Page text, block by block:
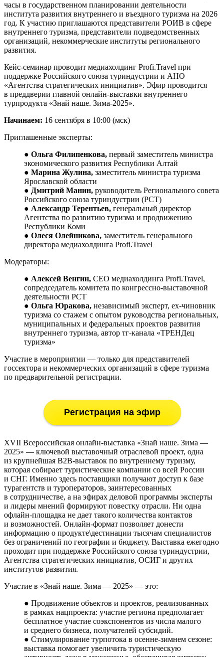
часы в государственном планировании деятельности
института развития внутреннего и въездного туризма на 2026
год. К участию приглашаются представители РОИВ в сфере
внутреннего туризма, представители подведомственных
организаций, некоммерческие институты регионального
развития.
Кейс-семинар проводит медиахолдинг Profi.Travel при
поддержке Российского союза туриндустрии и АНО
«Агентства стратегических инициатив». Эфир проводится
в преддверии главной онлайн-выставки внутреннего
турпродукта «Знай наше. Зима-2025».
Начинаем: 16 сентября в 10:00 (мск)
Приглашенные эксперты:
● Ольга Филипенкова, первый заместитель министра
экономического развития Республики Алтай
● Марина Жулина, заместитель министра туризма
Ярославской области
● Дмитрий Манин, руководитель Регионального совета
Российского союза туриндустрии (РСТ)
● Александр Терентьев, генеральный директор
Агентства по развитию туризма и продвижению
Республики Коми
● Олеся Олейникова, заместитель генерального
директора медиахолдинга Profi.Travel
Модераторы:
● Алексей Венгин, СЕО медиахолдинга Profi.Travel,
сопредседатель комитета по конгрессно-выставочной
деятельности РСТ
● Ольга Юракова, независимый эксперт, ex-чиновник
туризма со стажем с опытом руководства региональных,
муниципальных и федеральных проектов развития
внутреннего туризма, автор тг-канала «ТРЕНДец
туризма»
Участие в мероприятии — только для представителей
госсектора и некоммерческих организаций в сфере туризма
по предварительной регистрации.
Регистрация на эфир
XVII Всероссийская онлайн-выставка «Знай наше. Зима —
2025» — ключевой выставочный отраслевой проект, одна
из крупнейшая B2B-выставок по внутреннему туризму,
которая собирает туристические компании со всей России
и СНГ. Именно здесь поставщики получают доступ к базе
турагентств и туроператоров, заинтересованных
в сотрудничестве, а на эфирах деловой программы эксперты
и лидеры мнений формируют повестку отрасли. Ни одна
офлайн-площадка не дает такого количества контактов
и возможностей. Онлайн-формат позволяет донести
информацию о продукте\дестинации тысячам специалистов
без ограничений по географии и бюджету. Выставка ежегодно
проходит при поддержке Российского союза туриндустрии,
Агентства стратегических инициатив, ОСИГ и других
институтов развития.
Участие в «Знай наше. Зима — 2025» — это:
● Продвижение объектов и проектов, реализованных
в рамках нацпроекта: участие региона предполагает
бесплатное участие соэкспонентов из числа малого
и среднего бизнеса, получателей субсидий.
● Стимулирование турпотока в осенне-зимнем сезоне:
выставка помогает увеличить туристическую